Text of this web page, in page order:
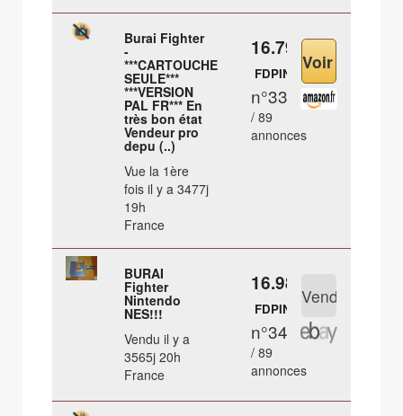
Burai Fighter
-
***CARTOUCHE
SEULE***
***VERSION
PAL FR*** En
très bon état
Vendeur pro
depu (..)
Vue la 1ère
fois il y a 3477j
19h
France
16.79 €
FDPIN
n°33
/ 89
annonces
BURAI
Fighter
Nintendo
NES!!!
Vendu il y a
3565j 20h
France
16.98 €
FDPIN
n°34
/ 89
annonces